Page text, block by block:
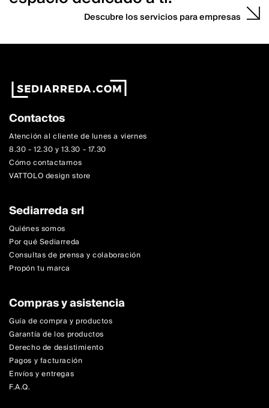
Descubre los servicios para empresas
Contactos
Atención al cliente de lunes a viernes
8.30 - 12.30 y 13.30 - 17.30
Cómo contactarnos
VATTOLO design store
Sediarreda srl
Quiénes somos
Por qué Sediarreda
Consultas de prensa y colaboración
Propón tu marca
Compras y asistencia
Guía de compra y productos
Garantía de los productos
Derecho de desistimiento
Pagos y facturación
Envíos y entregas
F.A.Q.